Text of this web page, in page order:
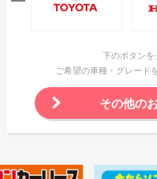
下のボタンを
ご希望の車種・グレード
その他の